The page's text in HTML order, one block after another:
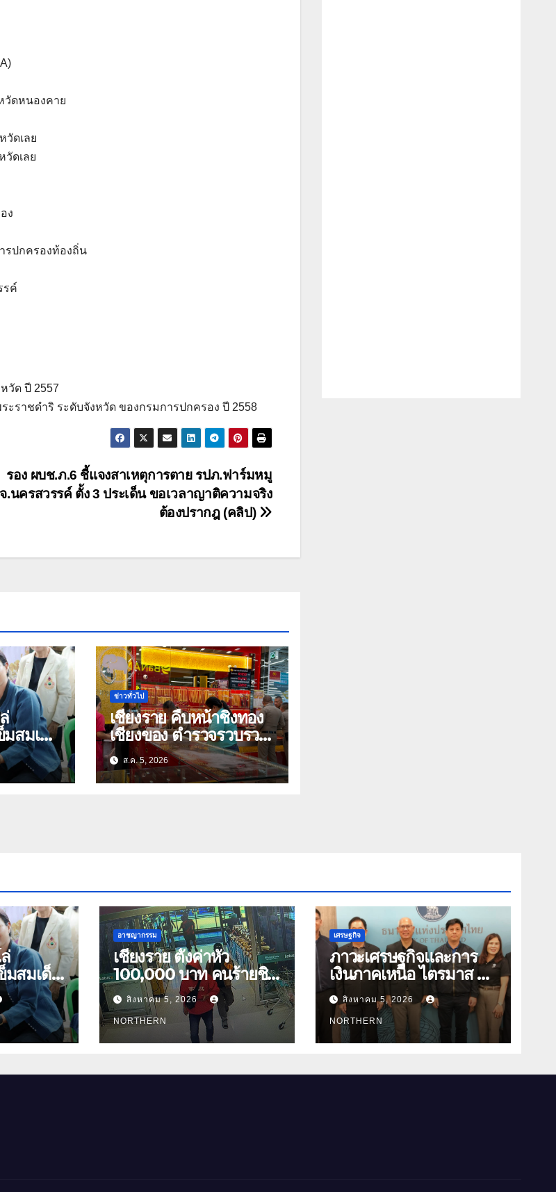
วัดหนองคาย
วัดเลย
วัดเลย
ง
รปกครองท้องถิ่น
รค์
วัด ปี 2557
ะราชดำริ ระดับจังหวัด ของกรมการปกครอง ปี 2558
รอง ผบช.ภ.6 ชี้แจงสาเหตุการตาย รปภ.ฟาร์มหมู
จ.นครสวรรค์ ตั้ง 3 ประเด็น ขอเวลาญาติความจริง
ต้องปรากฎ (คลิป)
สมเด็จ
าน
ข่าวทั่วไป
เชียงราย คืบหน้าชิงทอง
เชียงของ ตำรวจรวบรวม
หลักฐาน ประสาน
สปป.ลาว ติดตามจับกุม
ส.ค. 5, 2026
มสมเด็จ
านกร่าง
อาชญากรรม
เชียงราย ตั้งค่าหัว
100,000 บาท คนร้ายชิง
ทองเชียงของ ลาวพบ
เสื้อผ้าคนร้ายตั้งจุดตรวจ
ตามเส้นทาง
สิงหาคม 5, 2026
NORTHERN
เศรษฐกิจ
ภาวะเศรษฐกิจและการ
เงินภาคเหนือ ไตรมาส 2
ปี 2569 ปรับลดลงจาก
ราคาพลังงาน ค่าครองชีพ
สิงหาคม 5, 2026
NORTHERN